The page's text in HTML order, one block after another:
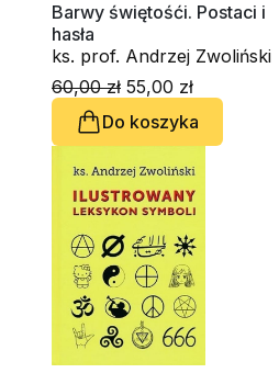
Barwy świętośći. Postaci i
hasła
ks. prof. Andrzej Zwoliński
60,00 zł 55,00 zł
Do koszyka